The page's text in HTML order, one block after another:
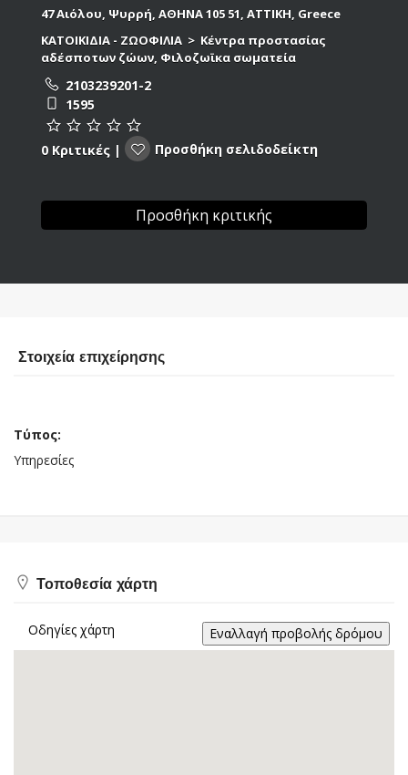
47 Αιόλου, Ψυρρή, ΑΘΗΝΑ 105 51, ΑΤΤΙΚΗ, Greece
ΚΑΤΟΙΚΙΔΙΑ - ΖΩΟΦΙΛΙΑ > Κέντρα προστασίας
αδέσποτων ζώων, Φιλοζωϊκα σωματεία
2103239201-2
1595
0 Κριτικές | Προσθήκη σελιδοδείκτη
Προσθήκη κριτικής
Στοιχεία επιχείρησης
Τύπος:
Υπηρεσίες
Τοποθεσία χάρτη
Οδηγίες χάρτη